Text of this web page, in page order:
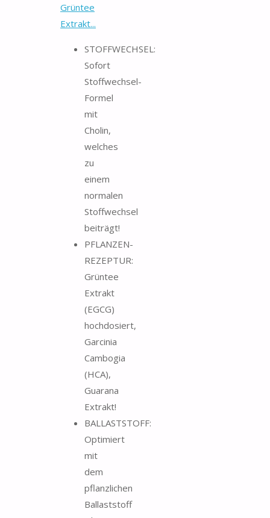
Grüntee
Extrakt...
STOFFWECHSEL:
Sofort
Stoffwechsel-
Formel
mit
Cholin,
welches
zu
einem
normalen
Stoffwechsel
beiträgt!
PFLANZEN-
REZEPTUR:
Grüntee
Extrakt
(EGCG)
hochdosiert,
Garcinia
Cambogia
(HCA),
Guarana
Extrakt!
BALLASTSTOFF:
Optimiert
mit
dem
pflanzlichen
Ballaststoff